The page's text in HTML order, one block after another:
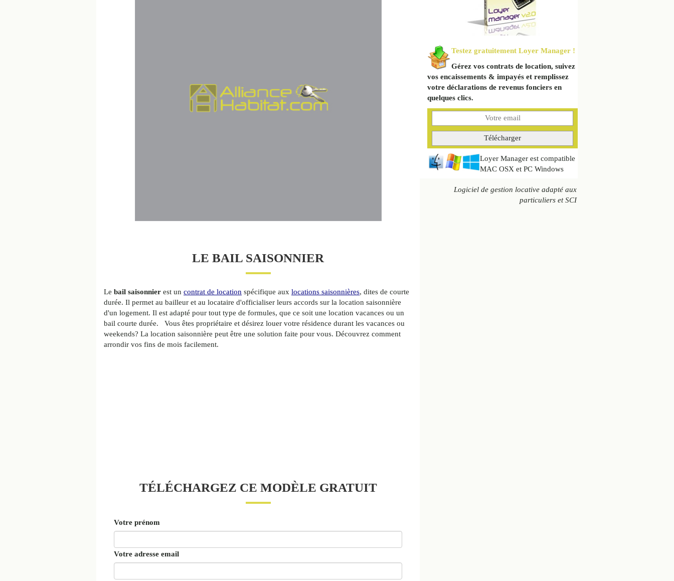
LE BAIL SAISONNIER
Le bail saisonnier est un contrat de location spécifique aux locations saisonnières, dites de courte
durée. Il permet au bailleur et au locataire d'officialiser leurs accords sur la location saisonnière
d'un logement. Il est adapté pour tout type de formules, que ce soit une location vacances ou un
bail courte durée. Vous êtes propriétaire et désirez louer votre résidence durant les vacances ou
weekends? La location saisonnière peut être une solution faite pour vous. Découvrez comment
arrondir vos fins de mois facilement.
TÉLÉCHARGEZ CE MODÈLE GRATUIT
Votre prénom
Votre adresse email
Testez gratuitement Loyer Manager !
Gérez vos contrats de location, suivez
vos encaissements & impayés et remplissez
votre déclarations de revenus fonciers en
quelques clics.
Loyer Manager est compatible
MAC OSX et PC Windows
Logiciel de gestion locative adapté aux
particuliers et SCI